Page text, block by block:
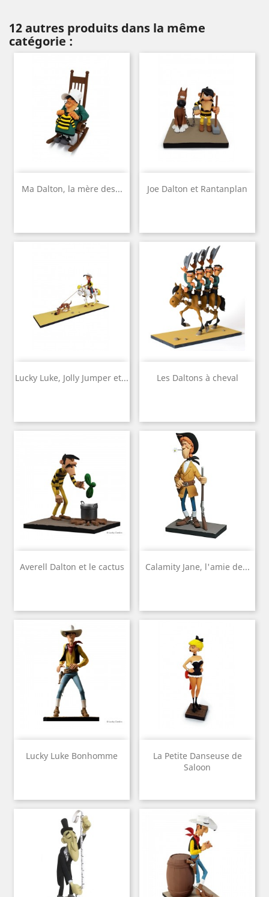
12 autres produits dans la même
catégorie :
Ma Dalton, la mère des... Joe Dalton et Rantanplan
Lucky Luke, Jolly Jumper et... Les Daltons à cheval
Averell Dalton et le cactus Calamity Jane, l'amie de...
Lucky Luke Bonhomme
La Petite Danseuse de
Saloon